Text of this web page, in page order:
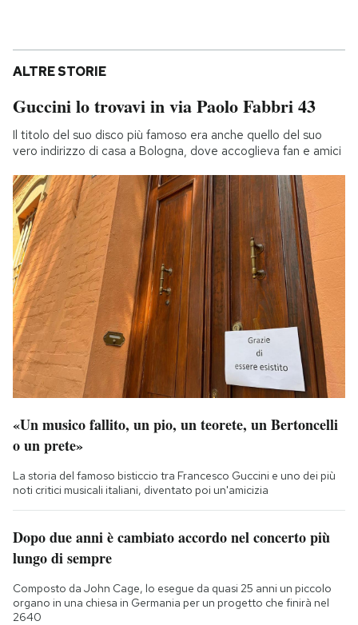
ALTRE STORIE
Guccini lo trovavi in via Paolo Fabbri 43
Il titolo del suo disco più famoso era anche quello del suo
vero indirizzo di casa a Bologna, dove accoglieva fan e amici
«Un musico fallito, un pio, un teorete, un Bertoncelli
o un prete»
La storia del famoso bisticcio tra Francesco Guccini e uno dei più
noti critici musicali italiani, diventato poi un'amicizia
Dopo due anni è cambiato accordo nel concerto più
lungo di sempre
Composto da John Cage, lo esegue da quasi 25 anni un piccolo
organo in una chiesa in Germania per un progetto che finirà nel
2640